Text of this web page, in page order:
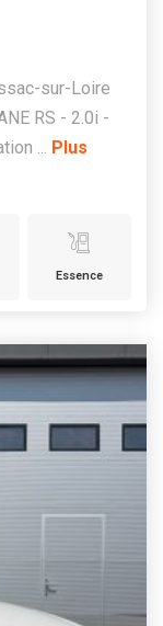
sur-Loire
RS - 2.0i -
... Plus
Essence